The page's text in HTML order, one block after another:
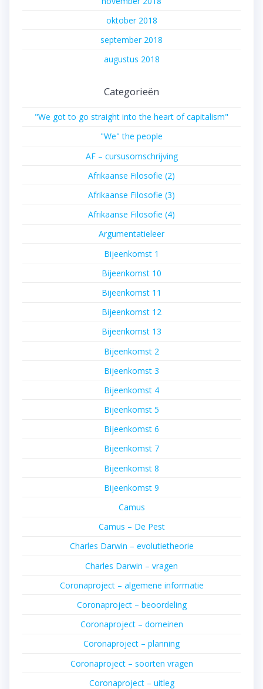
oktober 2018
september 2018
augustus 2018
Categorieën
"We got to go straight into the heart of capitalism"
"We" the people
AF – cursusomschrijving
Afrikaanse Filosofie (2)
Afrikaanse Filosofie (3)
Afrikaanse Filosofie (4)
Argumentatieleer
Bijeenkomst 1
Bijeenkomst 10
Bijeenkomst 11
Bijeenkomst 12
Bijeenkomst 13
Bijeenkomst 2
Bijeenkomst 3
Bijeenkomst 4
Bijeenkomst 5
Bijeenkomst 6
Bijeenkomst 7
Bijeenkomst 8
Bijeenkomst 9
Camus
Camus – De Pest
Charles Darwin – evolutietheorie
Charles Darwin – vragen
Coronaproject – algemene informatie
Coronaproject – beoordeling
Coronaproject – domeinen
Coronaproject – planning
Coronaproject – soorten vragen
Coronaproject – uitleg